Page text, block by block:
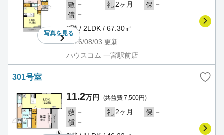
写真を見る
敷 － 礼2ヶ月 保 －
償 －
2階 / 2LDK / 67.30㎡
2026/08/03 更新
ハウスコム 一宮駅前店
301号室
11.2万円 (共益費 7,500円)
敷 － 礼2ヶ月 保 －
償 －